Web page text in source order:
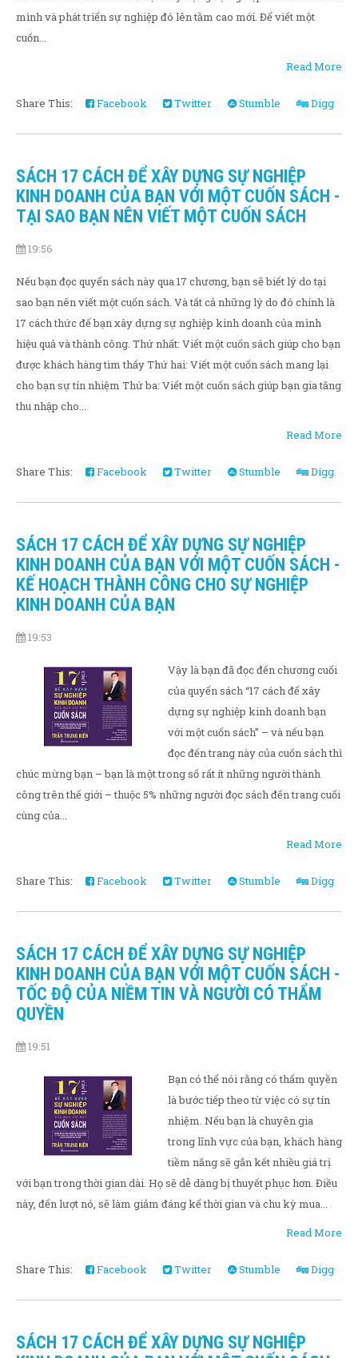
mình và phát triển sự nghiệp đó lên tầm cao mới. Để viết một
cuốn...
Read More
Share This: Facebook Twitter Stumble Digg
SÁCH 17 CÁCH ĐỂ XÂY DỰNG SỰ NGHIỆP
KINH DOANH CỦA BẠN VỚI MỘT CUỐN SÁCH -
TẠI SAO BẠN NÊN VIẾT MỘT CUỐN SÁCH
19:56
Nếu bạn đọc quyển sách này qua 17 chương, bạn sẽ biết lý do tại
sao bạn nên viết một cuốn sách. Và tất cả những lý do đó chính là
17 cách thức để bạn xây dựng sự nghiệp kinh doanh của mình
hiệu quả và thành công. Thứ nhất: Viết một cuốn sách giúp cho bạn
được khách hàng tìm thấy Thứ hai: Viết một cuốn sách mang lại
cho bạn sự tín nhiệm Thứ ba: Viết một cuốn sách giúp bạn gia tăng
thu nhập cho...
Read More
Share This: Facebook Twitter Stumble Digg
SÁCH 17 CÁCH ĐỂ XÂY DỰNG SỰ NGHIỆP
KINH DOANH CỦA BẠN VỚI MỘT CUỐN SÁCH -
KẾ HOẠCH THÀNH CÔNG CHO SỰ NGHIỆP
KINH DOANH CỦA BẠN
19:53
Vậy là bạn đã đọc đến chương cuối
của quyển sách “17 cách để xây
dựng sự nghiệp kinh doanh bạn
với một cuốn sách” – và nếu bạn
đọc đến trang này của cuốn sách thì
chúc mừng bạn – bạn là một trong số rất ít những người thành
công trên thế giới – thuộc 5% những người đọc sách đến trang cuối
cùng của...
Read More
Share This: Facebook Twitter Stumble Digg
SÁCH 17 CÁCH ĐỂ XÂY DỰNG SỰ NGHIỆP
KINH DOANH CỦA BẠN VỚI MỘT CUỐN SÁCH -
TỐC ĐỘ CỦA NIỀM TIN VÀ NGƯỜI CÓ THẨM
QUYỀN
19:51
Bạn có thể nói rằng có thẩm quyền
là bước tiếp theo từ việc có sự tín
nhiệm. Nếu bạn là chuyên gia
trong lĩnh vực của bạn, khách hàng
tiềm năng sẽ gắn kết nhiều giá trị
với bạn trong thời gian dài. Họ sẽ dễ dàng bị thuyết phục hơn. Điều
này, đến lượt nó, sẽ làm giảm đáng kể thời gian và chu kỳ mua...
Read More
Share This: Facebook Twitter Stumble Digg
SÁCH 17 CÁCH ĐỂ XÂY DỰNG SỰ NGHIỆP